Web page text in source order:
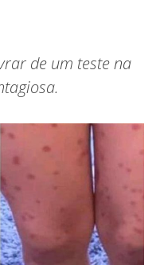
de um teste na